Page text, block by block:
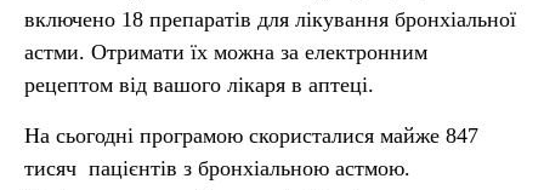
включено 18 препаратів для лікування бронхіальної
астми. Отримати їх можна за електронним
рецептом від вашого лікаря в аптеці.
На сьогодні програмою скористалися майже 847
тисяч пацієнтів з бронхіальною астмою.